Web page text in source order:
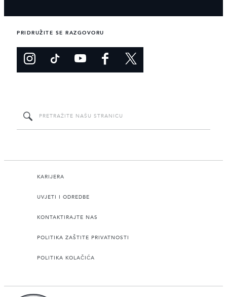
PRIDRUŽITE SE RAZGOVORU
KARIJERA
UVJETI I ODREDBE
KONTAKTIRAJTE NAS
POLITIKA ZAŠTITE PRIVATNOSTI
POLITIKA KOLAČIĆA